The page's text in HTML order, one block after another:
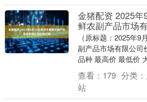
金猪配资 2025
鲜农副产品市场
（原标题：2025年9
副产品市场有限公司
品种 最高价 最低价
0.60 1.20 油菜 10.....
查看： 179 分类：
站